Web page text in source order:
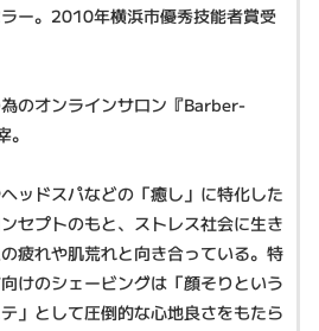
ー。2010年横浜市優秀技能者賞受
のオンラインサロン『Barber-
。
ッドスパなどの「癒し」に特化した
セプトのもと、ストレス社会に生き
疲れや肌荒れと向き合っている。特
けのシェービングは「顔そりという
」として圧倒的な心地良さをもたら